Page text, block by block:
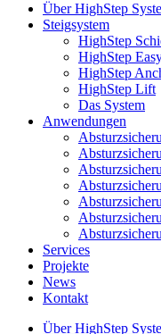
Über HighStep
Steigsystem
HighStep
HighStep
HighStep
HighStep Lift
Das System
Anwendungen
Services
Projekte
News
Kontakt
Über HighStep